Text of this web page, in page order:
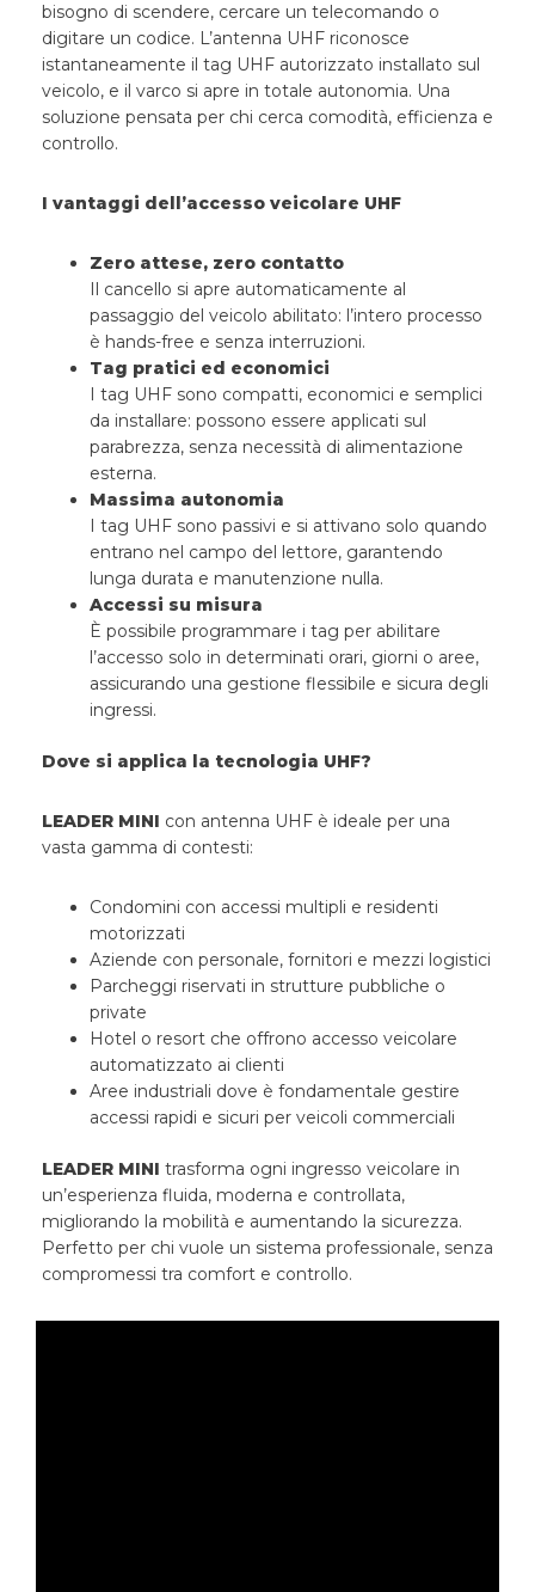
bisogno di scendere, cercare un telecomando o
digitare un codice. L’antenna UHF riconosce
istantaneamente il tag UHF autorizzato installato sul
veicolo, e il varco si apre in totale autonomia. Una
soluzione pensata per chi cerca comodità, efficienza e
controllo.
I vantaggi dell’accesso veicolare UHF
Zero attese, zero contatto
Il cancello si apre automaticamente al
passaggio del veicolo abilitato: l’intero processo
è hands-free e senza interruzioni.
Tag pratici ed economici
I tag UHF sono compatti, economici e semplici
da installare: possono essere applicati sul
parabrezza, senza necessità di alimentazione
esterna.
Massima autonomia
I tag UHF sono passivi e si attivano solo quando
entrano nel campo del lettore, garantendo
lunga durata e manutenzione nulla.
Accessi su misura
È possibile programmare i tag per abilitare
l’accesso solo in determinati orari, giorni o aree,
assicurando una gestione flessibile e sicura degli
ingressi.
Dove si applica la tecnologia UHF?
LEADER MINI con antenna UHF è ideale per una
vasta gamma di contesti:
Condomini con accessi multipli e residenti
motorizzati
Aziende con personale, fornitori e mezzi logistici
Parcheggi riservati in strutture pubbliche o
private
Hotel o resort che offrono accesso veicolare
automatizzato ai clienti
Aree industriali dove è fondamentale gestire
accessi rapidi e sicuri per veicoli commerciali
LEADER MINI trasforma ogni ingresso veicolare in
un’esperienza fluida, moderna e controllata,
migliorando la mobilità e aumentando la sicurezza.
Perfetto per chi vuole un sistema professionale, senza
compromessi tra comfort e controllo.